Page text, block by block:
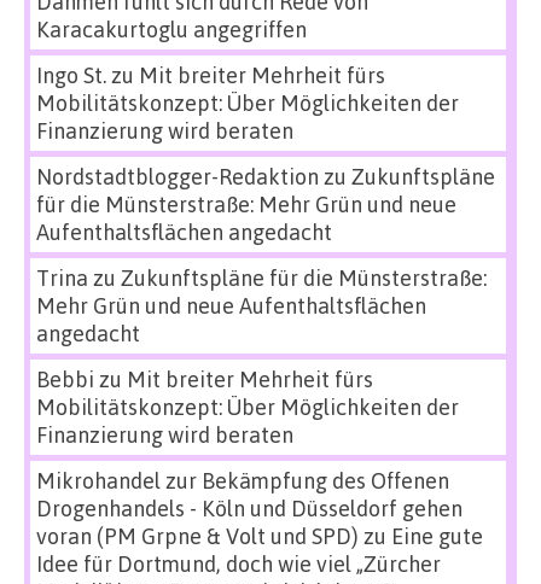
Karacakurtoglu angegriffen
Ingo St.zu Mit breiter Mehrheit fürs
Mobilitätskonzept: Über Möglichkeiten der
Finanzierung wird beraten
Nordstadtblogger-Redaktion zu Zukunftspläne
für die Münsterstraße: Mehr Grün und neue
Aufenthaltsflächen angedacht
Trina zu Zukunftspläne für die Münsterstraße:
Mehr Grün und neue Aufenthaltsflächen
angedacht
Bebbi zu Mit breiter Mehrheit fürs
Mobilitätskonzept: Über Möglichkeiten der
Finanzierung wird beraten
Mikrohandel zur Bekämpfung des Offenen
Drogenhandels - Köln und Düsseldorf gehen
voran (PM Grpne & Volt und SPD) zu Eine gute
Idee für Dortmund, doch wie viel „Zürcher